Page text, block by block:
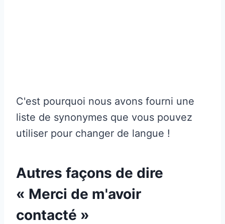
C'est pourquoi nous avons fourni une
liste de synonymes que vous pouvez
utiliser pour changer de langue !
Autres façons de dire
« Merci de m'avoir
contacté »